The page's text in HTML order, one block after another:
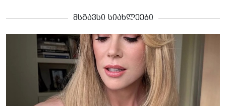
მსგავსი სიახლეები